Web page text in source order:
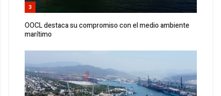
3
OOCL destaca su compromiso con el medio ambiente
marítimo